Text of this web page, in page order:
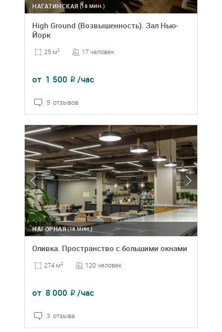
(18 МИН.)
НАГАТИНСКАЯ
High Ground (Возвышенность). Зал Нью-
Йорк
25 м2 17 человек
от 1 500 ₽ /час
5 отзывов
(18 МИН.)
НАГОРНАЯ
Оливка. Пространство с большими окнами
274 м2 120 человек
от 8 000 ₽ /час
3 отзыва